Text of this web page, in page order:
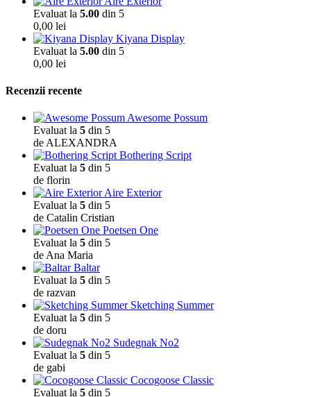
Evaluat la 5.00 din 5
0,00 lei
Kiyana Display
Evaluat la 5.00 din 5
0,00 lei
Recenzii recente
Awesome Possum
Evaluat la 5 din 5
de ALEXANDRA
Bothering Script
Evaluat la 5 din 5
de florin
Aire Exterior
Evaluat la 5 din 5
de Catalin Cristian
Poetsen One
Evaluat la 5 din 5
de Ana Maria
Baltar
Evaluat la 5 din 5
de razvan
Sketching Summer
Evaluat la 5 din 5
de doru
Sudegnak No2
Evaluat la 5 din 5
de gabi
Cocogoose Classic
Evaluat la 5 din 5